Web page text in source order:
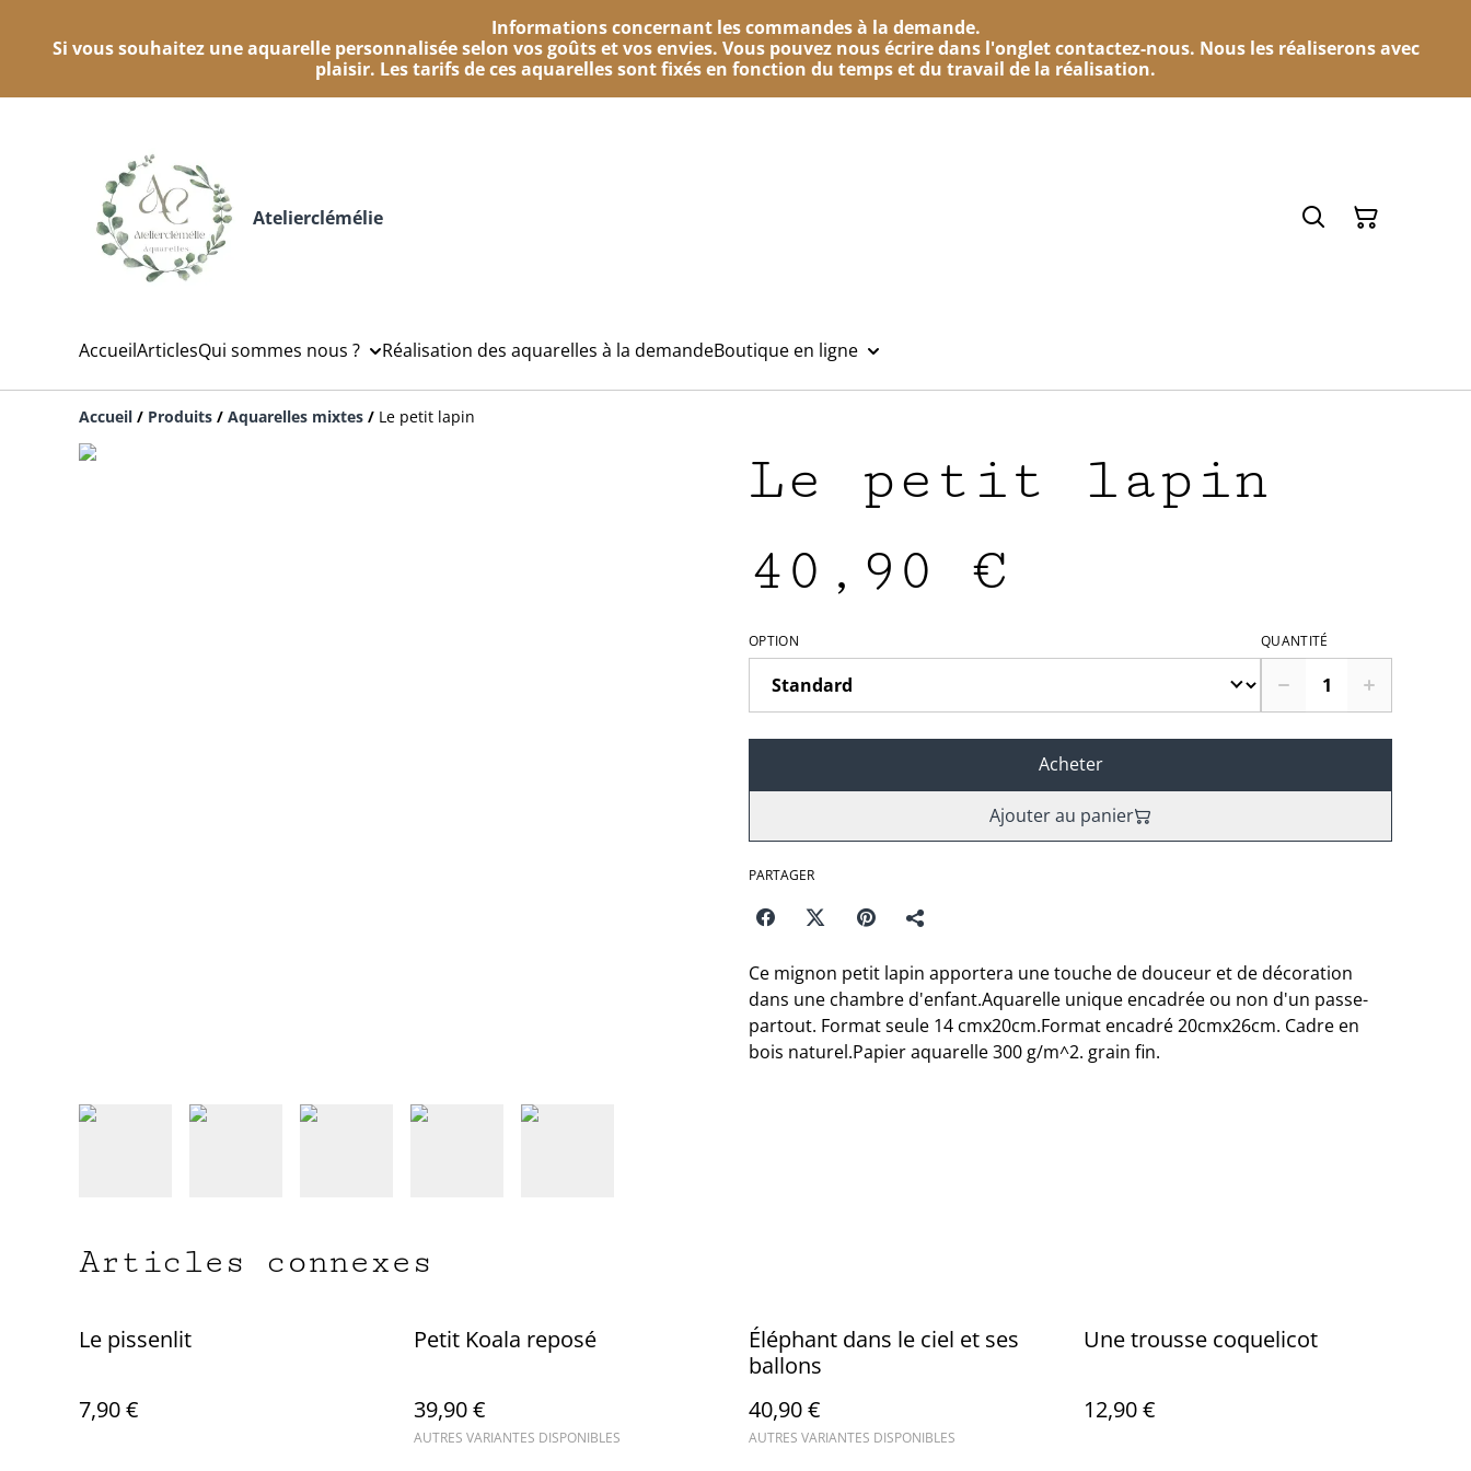
Informations concernant les commandes à la demande.
Si vous souhaitez une aquarelle personnalisée selon vos goûts et vos envies. Vous pouvez nous écrire dans l'onglet contactez-nous. Nous les réaliserons avec
plaisir. Les tarifs de ces aquarelles sont fixés en fonction du temps et du travail de la réalisation.
Atelierclémélie
AccueilArticlesQui sommes nous ? Réalisation des aquarelles à la demandeBoutique en ligne
Accueil / Produits / Aquarelles mixtes / Le petit lapin
Le petit lapin
40,90 €
OPTION QUANTITÉ
Acheter
Ajouter au panier
PARTAGER
Ce mignon petit lapin apportera une touche de douceur et de décoration
dans une chambre d'enfant.Aquarelle unique encadrée ou non d'un passe-
partout. Format seule 14 cmx20cm.Format encadré 20cmx26cm. Cadre en
bois naturel.Papier aquarelle 300 g/m^2. grain fin.
Articles connexes
Le pissenlit
7,90 €
Petit Koala reposé
39,90 €
AUTRES VARIANTES DISPONIBLES
Éléphant dans le ciel et ses
ballons
40,90 €
AUTRES VARIANTES DISPONIBLES
Une trousse coquelicot
12,90 €